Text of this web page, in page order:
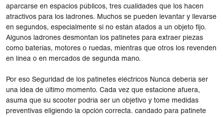
aparcarse en espacios públicos, tres cualidades que los hacen
atractivos para los ladrones. Muchos se pueden levantar y llevarse
en segundos, especialmente si no están atados a un objeto fijo.
Algunos ladrones desmontan los patinetes para extraer piezas
como baterías, motores o ruedas, mientras que otros los revenden
en línea o en mercados de segunda mano.
Por eso Seguridad de los patinetes eléctricos Nunca debería ser
una idea de último momento. Cada vez que estacione afuera,
asuma que su scooter podría ser un objetivo y tome medidas
preventivas eligiendo la opción correcta. candado para patinete